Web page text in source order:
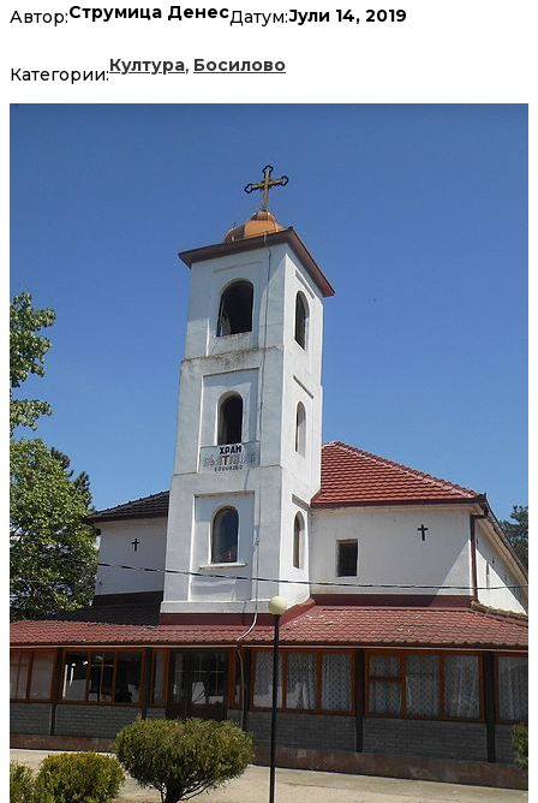
Автор:Струмица ДенесДатум:Јули 14, 2019
Категории:Култура, Босилово